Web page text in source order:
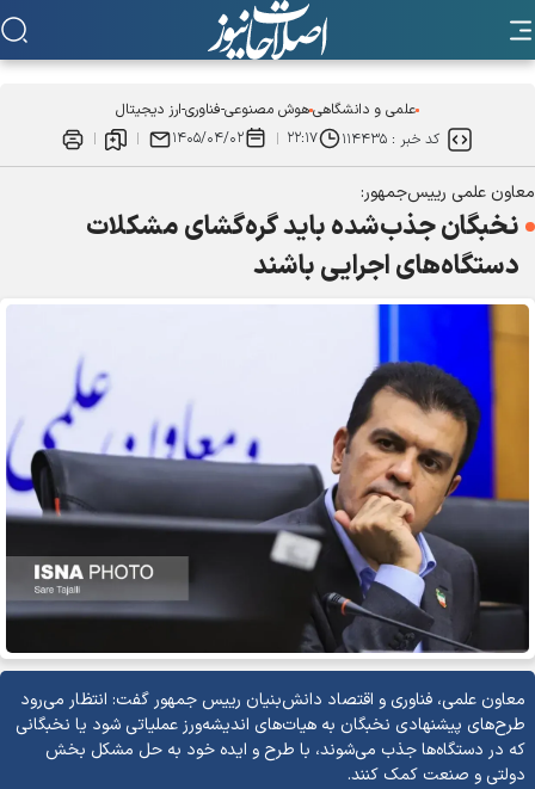
علمی و دانشگاهیهوش مصنوعی-فناوری-ارز دیجیتال
کد خبر : ۱۱۴۴۳۵ ۲۲:۱۷ ۱۴۰۵/۰۴/۰۲
معاون علمی رییس‌جمهور:
نخبگان جذب‌شده باید گره‌گشای مشکلات
دستگاه‌های اجرایی باشند
معاون علمی، فناوری و اقتصاد دانش‌بنیان رییس جمهور گفت: انتظار می‌رود
طرح‌های پیشنهادی نخبگان به هیات‌های اندیشه‌ورز عملیاتی شود یا نخبگانی
که در دستگاه‌ها جذب می‌شوند، با طرح و ایده خود به حل مشکل بخش
دولتی و صنعت کمک کنند.